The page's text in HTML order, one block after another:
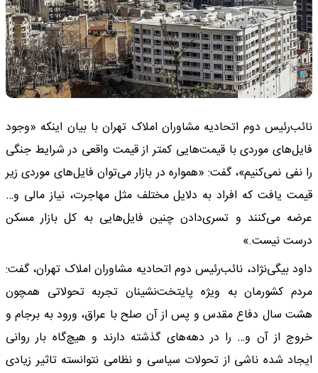
نائب‌رئیس دوم اتحادیه مشاوران املاک تهران با بیان اینکه «وجود
فایل‌های موردی با قیمت‌هایی کمتر از قیمت واقعی در شرایط جنگی
را نفی نمی‌کنیم»، گفت: «همواره در بازار می‌توان فایل‌های موردی زیر
قیمت یافت که افراد به دلایل مختلف مثل مهاجرت، نیاز مالی و…
عرضه می‌کنند و تسری‌دادن چنین فایل‌هایی به کل بازار مسکن
درست نیست.»
داود بیگی‌نژاد، نائب‌رئیس دوم اتحادیه مشاوران املاک تهران، گفت:
مردم کشورمان به ویژه پایتخت‌نشینان تجربه تحولاتی همچون
هشت سال دفاع مقدس و پس از آن صلح با عراق، ورود به برجام و
خروج از آن و… را در دهه‌های گذشته دارند و هیچ‌گاه بار روانی
ایجاد شده ناشی از تحولات سیاسی و نظامی نتوانسته تاثیر زیادی